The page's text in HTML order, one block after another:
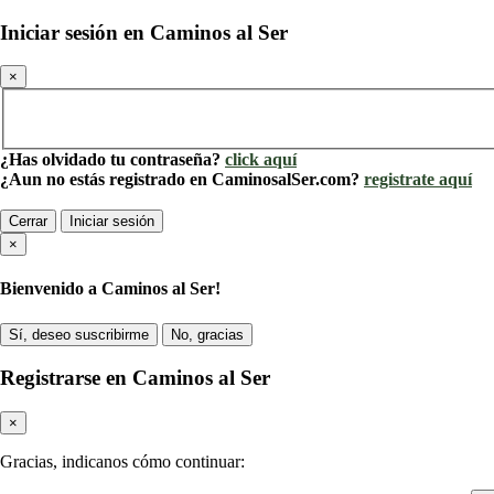
Iniciar sesión en Caminos al Ser
×
¿Has olvidado tu contraseña? click aquí
¿Aun no estás registrado en CaminosalSer.com? registrate aquí
Cerrar
Iniciar sesión
×
Bienvenido a Caminos al Ser!
Sí, deseo suscribirme No, gracias
Registrarse en Caminos al Ser
×
Gracias, indicanos cómo continuar: